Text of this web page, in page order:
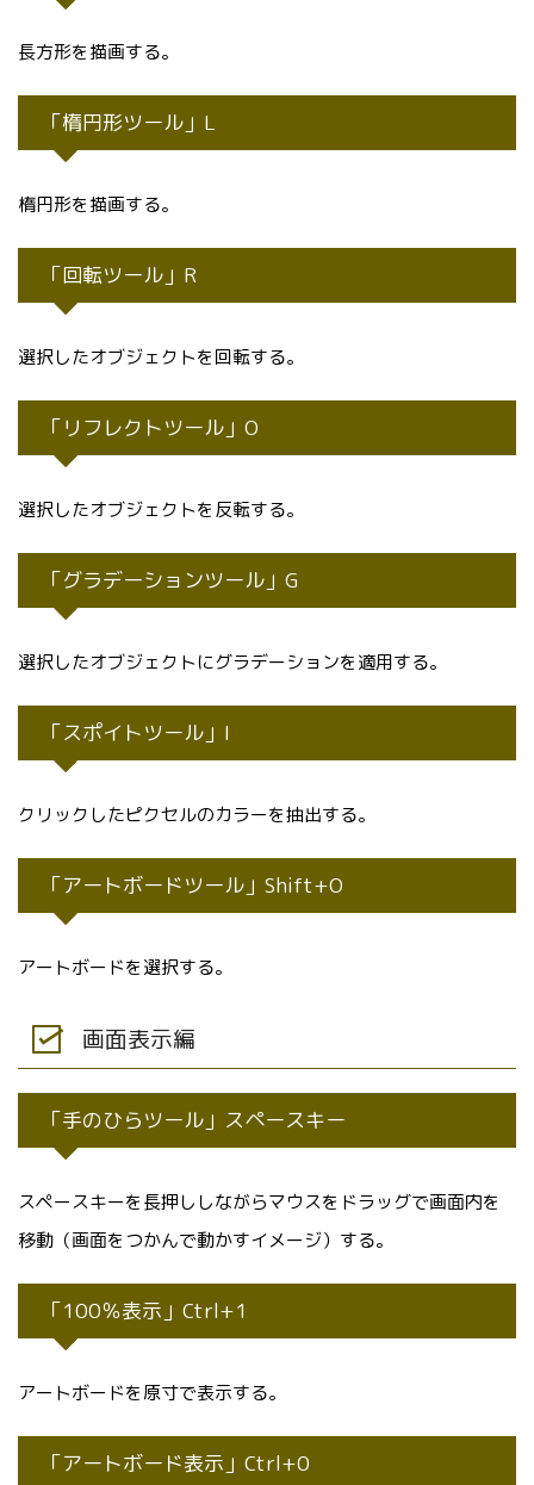
長方形を描画する。
「楕円形ツール」L
楕円形を描画する。
「回転ツール」R
選択したオブジェクトを回転する。
「リフレクトツール」O
選択したオブジェクトを反転する。
「グラデーションツール」G
選択したオブジェクトにグラデーションを適用する。
「スポイトツール」I
クリックしたピクセルのカラーを抽出する。
「アートボードツール」Shift+O
アートボードを選択する。
画面表示編
「手のひらツール」スペースキー
スペースキーを長押ししながらマウスをドラッグで画面内を
移動（画面をつかんで動かすイメージ）する。
「100％表示」Ctrl+1
アートボードを原寸で表示する。
「アートボード表示」Ctrl+0